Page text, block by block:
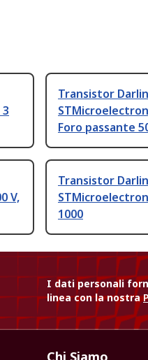
Transistor
Foro passante
V,
Transistor
1000
I dati personali
linea con la nostra